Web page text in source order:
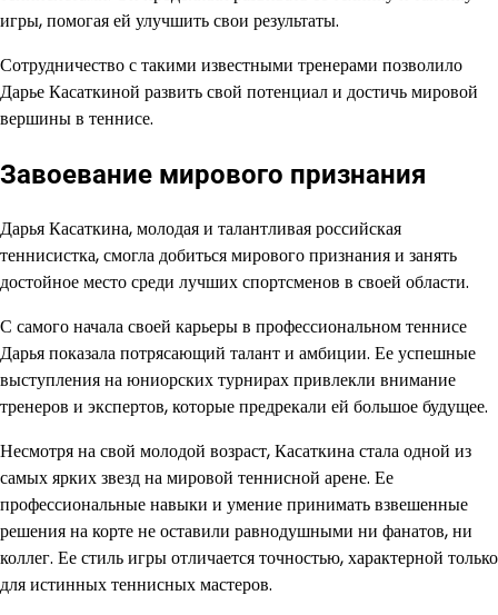
игры, помогая ей улучшить свои результаты.
Сотрудничество с такими известными тренерами позволило
Дарье Касаткиной развить свой потенциал и достичь мировой
вершины в теннисе.
Завоевание мирового признания
Дарья Касаткина, молодая и талантливая российская
теннисистка, смогла добиться мирового признания и занять
достойное место среди лучших спортсменов в своей области.
С самого начала своей карьеры в профессиональном теннисе
Дарья показала потрясающий талант и амбиции. Ее успешные
выступления на юниорских турнирах привлекли внимание
тренеров и экспертов, которые предрекали ей большое будущее.
Несмотря на свой молодой возраст, Касаткина стала одной из
самых ярких звезд на мировой теннисной арене. Ее
профессиональные навыки и умение принимать взвешенные
решения на корте не оставили равнодушными ни фанатов, ни
коллег. Ее стиль игры отличается точностью, характерной только
для истинных теннисных мастеров.